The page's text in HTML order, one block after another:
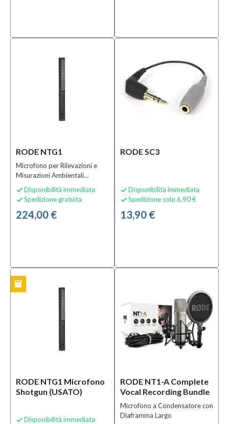
(1)
prodotti
offerta
(1)
(7)
RODE NTG1
Microfono per Rilevazioni e
Misurazioni Ambientali
 Disponibilità immediata
 Spedizione gratuita
224,00 €
RODE SC3
 Disponibilità immediata
 Spedizione solo 6,90 €
13,90 €
RODE NTG1 Microfono
Shotgun (USATO)
 Disponibilità immediata
inventory
RODE NT1-A Complete
Vocal Recording Bundle
Microfono a Condensatore con
Diaframma Largo